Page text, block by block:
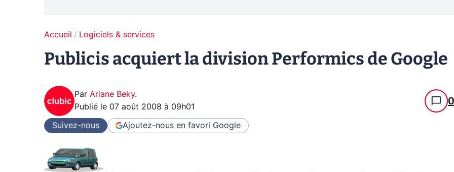
Accueil Logiciels & services
Publicis acquiert la division Performics de Google
Par Ariane Beky.
Publié le 07 août 2008 à 09h01 0
Suivez-nous Ajoutez-nous en favori Google